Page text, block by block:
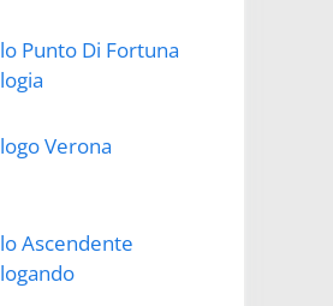
Punto Di Fortuna
Verona
Ascendente